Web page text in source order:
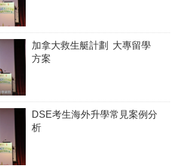
加拿大救生艇計劃 大專留學
方案
DSE考生海外升學常見案例分
析